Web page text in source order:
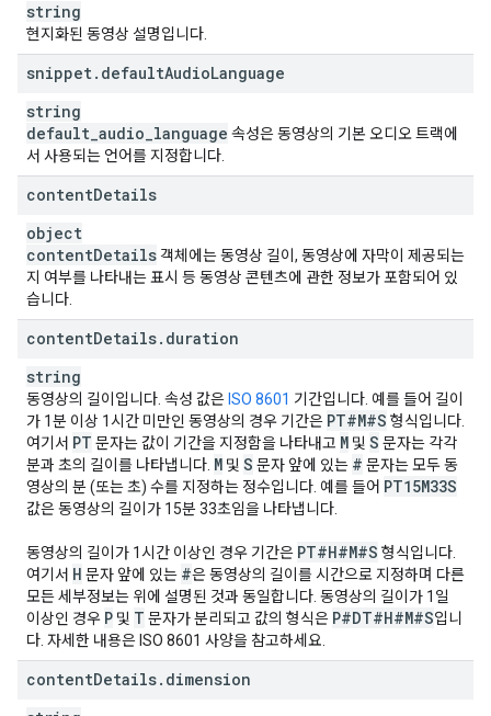
" editorSuggestionsAvailability
" thumbnailsAvailability
},
"
"
string
],
"processingWarnings": [
string
"
processingHints
string
],
string
]
],
" editorSuggestions": [
string
},
" liveStreamingDetails":
"actualStartTime": datetime
,
"actualEndTime": datetime
,
" scheduledStartTime ": datetime
"scheduledEndTime": datetime
,
"concurrentViewers":
string
현지화된 동영상 설명입니다.
snippet. defaultAudioLanguage
string
default audio language 속성은 동영상의 기본 오디오 트랙에
서 사용되는 언어를 지정합니다.
contentDetails
object
contentDetails 객체에는 동영상 길이, 동영상에 자막이 제공되는
지 여부를 나타내는 표시 등 동영상 콘텐츠에 관한 정보가 포함되어 있
습니다.
contentDetails. duration
string
동영상의 길이입니다. 속성 값은 ISO 8601 기간입니다. 예를 들어 길이
가 1분 이상 1시간 미만인 동영상의 경우 기간은 PT#M#S 형식입니다.
여기서 PT 문자는 값이 기간을 지정함을 나타내고 M 및 S 문자는 각각
분과 초의 길이를 나타냅니다. M 및 S 문자 앞에 있는 # 문자는 모두 동
영상의 분 (또는 초) 수를 지정하는 정수입니다. 예를 들어 PT15M33S
값은 동영상의 길이가 15분 33초임을 나타냅니다.
동영상의 길이가 1시간 이상인 경우 기간은 PT#H#M#S 형식입니다.
여기서 H 문자 앞에 있는 #은 동영상의 길이를 시간으로 지정하며 다른
모든 세부정보는 위에 설명된 것과 동일합니다. 동영상의 길이가 1일
이상인 경우 P 및 T 문자가 분리되고 값의 형식은 P#DT#H#M#S입니
다. 자세한 내용은 ISO 8601 사양을 참고하세요.
contentDetails. dimension